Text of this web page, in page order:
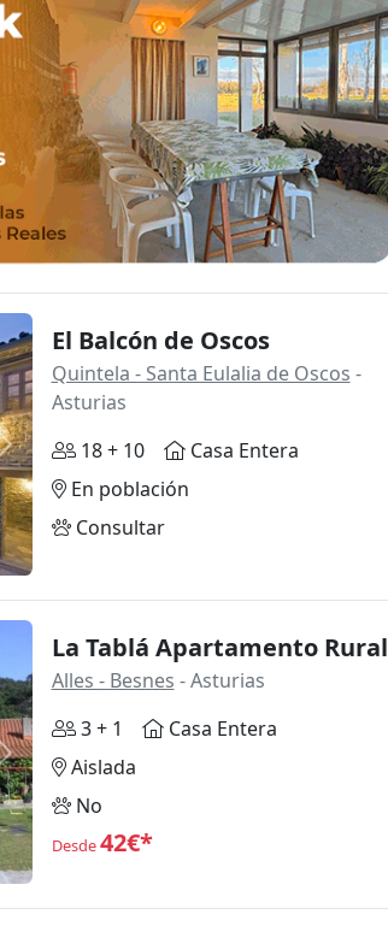
Siguiente
El Balcón de Oscos
Quintela - Santa Eulalia de Oscos -
Asturias
18 + 10
Casa Entera
En población
Consultar
Siguiente
La Tablá Apartamento Rural
Alles - Besnes - Asturias
3 + 1
Casa Entera
Aislada
No
Desde42€*